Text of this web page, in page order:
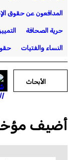
المدافعون عن حقوق
حرية الصحافة
النساء والفتيات
الأبحاث
أضيف